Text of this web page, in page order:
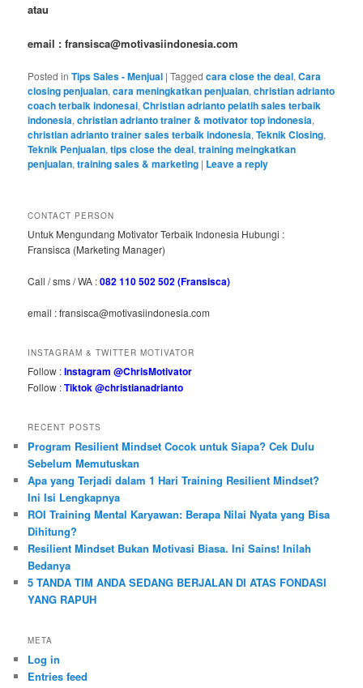
atau
email : fransisca@motivasiindonesia.com
Posted in Tips Sales - Menjual |Tagged cara close the deal,Cara
closing penjualan,cara meningkatkan penjualan,christian adrianto
coach terbaik indonesai,Christian adrianto pelatih sales terbaik
indonesia,christian adrianto trainer & motivator top indonesia,
christian adrianto trainer sales terbaik indonesia,Teknik Closing,
Teknik Penjualan,tips close the deal,training meingkatkan
penjualan,training sales & marketing | Leave a reply
CONTACT PERSON
Untuk Mengundang Motivator Terbaik Indonesia Hubungi :
Fransisca (Marketing Manager)
Call / sms / WA :082 110 502 502 (Fransisca)
email : fransisca@motivasiindonesia.com
INSTAGRAM & TWITTER MOTIVATOR
Follow :Instagram @ChrisMotivator
Follow :Tiktok @christianadrianto
RECENT POSTS
Program Resilient Mindset Cocok untuk Siapa? Cek Dulu
Sebelum Memutuskan
Apa yang Terjadi dalam 1 Hari Training Resilient Mindset?
Ini Isi Lengkapnya
ROI Training Mental Karyawan: Berapa Nilai Nyata yang Bisa
Dihitung?
Resilient Mindset Bukan Motivasi Biasa. Ini Sains! Inilah
Bedanya
5 TANDA TIM ANDA SEDANG BERJALAN DI ATAS FONDASI
YANG RAPUH
META
Log in
Entries feed